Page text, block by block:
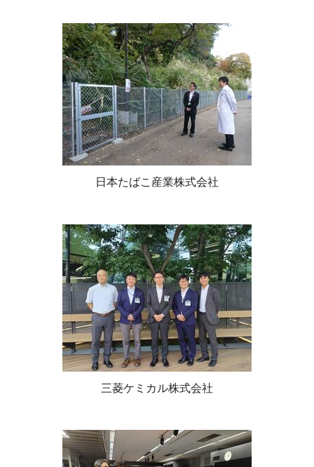
日本たばこ産業株式会社
三菱ケミカル株式会社